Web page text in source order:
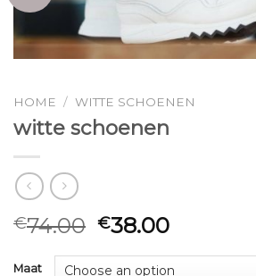
HOME / WITTE SCHOENEN
witte schoenen
€74.00 €38.00
Maat